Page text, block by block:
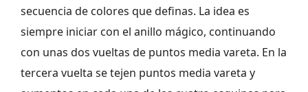
secuencia de colores que definas. La idea es
siempre iniciar con el anillo mágico, continuando
con unas dos vueltas de puntos media vareta. En la
tercera vuelta se tejen puntos media vareta y